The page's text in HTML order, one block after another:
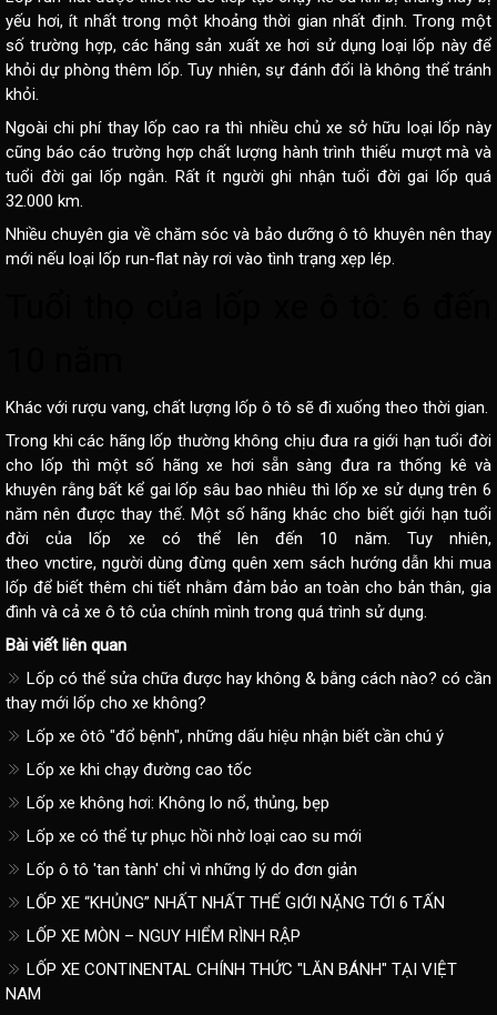
yếu hơi, ít nhất trong một khoảng thời gian nhất định. Trong một
số trường hợp, các hãng sản xuất xe hơi sử dụng loại lốp này để
khỏi dự phòng thêm lốp. Tuy nhiên, sự đánh đổi là không thể tránh
khỏi.
Ngoài chi phí thay lốp cao ra thì nhiều chủ xe sở hữu loại lốp này
cũng báo cáo trường hợp chất lượng hành trình thiếu mượt mà và
tuổi đời gai lốp ngắn. Rất ít người ghi nhận tuổi đời gai lốp quá
32.000 km.
Nhiều chuyên gia về chăm sóc và bảo dưỡng ô tô khuyên nên thay
mới nếu loại lốp run-flat này rơi vào tình trạng xẹp lép.
Khác với rượu vang, chất lượng lốp ô tô sẽ đi xuống theo thời gian.
Trong khi các hãng lốp thường không chịu đưa ra giới hạn tuổi đời
cho lốp thì một số hãng xe hơi sẵn sàng đưa ra thống kê và
khuyên rằng bất kể gai lốp sâu bao nhiêu thì lốp xe sử dụng trên 6
năm nên được thay thế. Một số hãng khác cho biết giới hạn tuổi
đời của lốp xe có thể lên đến 10 năm. Tuy nhiên,
theo vnctire, người dùng đừng quên xem sách hướng dẫn khi mua
lốp để biết thêm chi tiết nhằm đảm bảo an toàn cho bản thân, gia
đình và cả xe ô tô của chính mình trong quá trình sử dụng.
Bài viết liên quan
Lốp có thể sửa chữa được hay không & bằng cách nào? có cần
thay mới lốp cho xe không?
Lốp xe ôtô "đổ bệnh", những dấu hiệu nhận biết cần chú ý
Lốp xe khi chạy đường cao tốc
Lốp xe không hơi: Không lo nổ, thủng, bẹp
Lốp xe có thể tự phục hồi nhờ loại cao su mới
Lốp ô tô 'tan tành' chỉ vì những lý do đơn giản
LỐP XE “KHỦNG” NHẤT NHẤT THẾ GIỚI NẶNG TỚI 6 TẤN
LỐP XE MÒN – NGUY HIỂM RÌNH RẬP
LỐP XE CONTINENTAL CHÍNH THỨC "LĂN BÁNH" TẠI VIỆT
NAM